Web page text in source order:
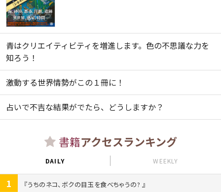
青はクリエイティビティを増進します。色の不思議な力を
知ろう！
激動する世界情勢がこの１冊に！
占いで不吉な結果がでたら、どうしますか？
書籍アクセスランキング
DAILY WEEKLY
1
うちのネコ、ボクの目玉を食べちゃうの?